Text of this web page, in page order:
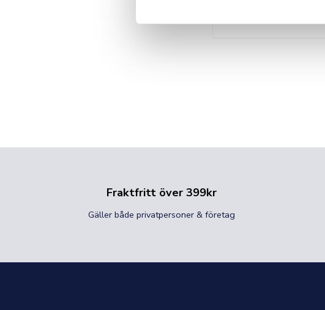
Fraktfritt över 399kr
Gäller både privatpersoner & företag